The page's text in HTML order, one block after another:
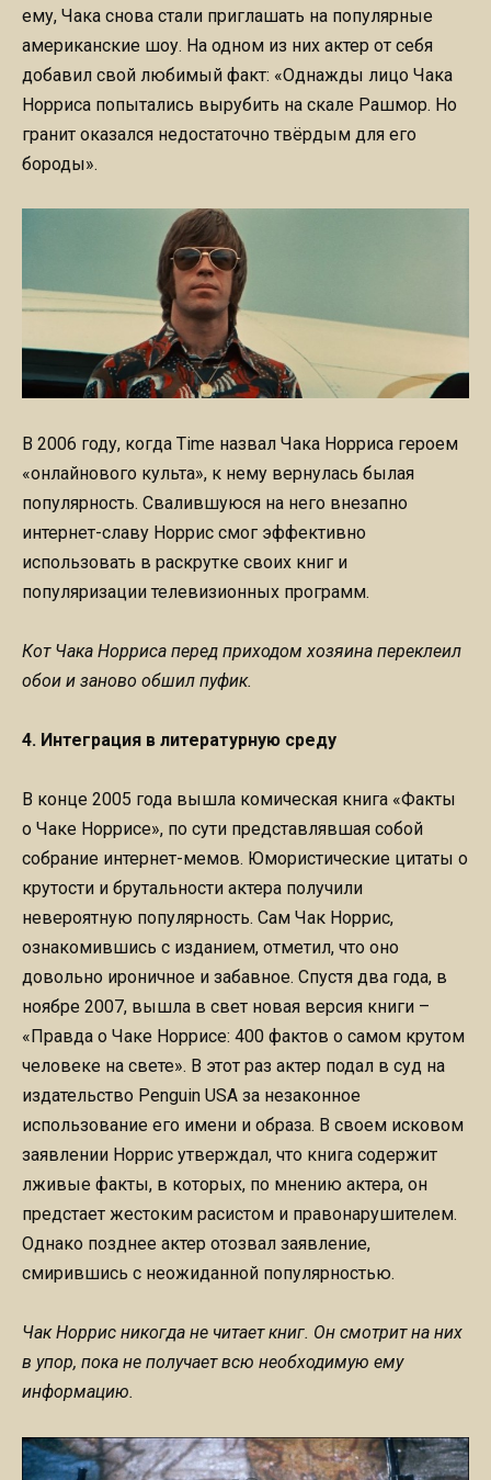
ему, Чака снова стали приглашать на популярные
американские шоу. На одном из них актер от себя
добавил свой любимый факт: «Однажды лицо Чака
Норриса попытались вырубить на скале Рашмор. Но
гранит оказался недостаточно твёрдым для его
бороды».
В 2006 году, когда Time назвал Чака Норриса героем
«онлайнового культа», к нему вернулась былая
популярность. Свалившуюся на него внезапно
интернет-славу Норрис смог эффективно
использовать в раскрутке своих книг и
популяризации телевизионных программ.
Кот Чака Норриса перед приходом хозяина переклеил
обои и заново обшил пуфик.
4. Интеграция в литературную среду
В конце 2005 года вышла комическая книга «Факты
о Чаке Норрисе», по сути представлявшая собой
собрание интернет-мемов. Юмористические цитаты о
крутости и брутальности актера получили
невероятную популярность. Сам Чак Норрис,
ознакомившись с изданием, отметил, что оно
довольно ироничное и забавное. Спустя два года, в
ноябре 2007, вышла в свет новая версия книги –
«Правда о Чаке Норрисе: 400 фактов о самом крутом
человеке на свете». В этот раз актер подал в суд на
издательство Penguin USA за незаконное
использование его имени и образа. В своем исковом
заявлении Норрис утверждал, что книга содержит
лживые факты, в которых, по мнению актера, он
предстает жестоким расистом и правонарушителем.
Однако позднее актер отозвал заявление,
смирившись с неожиданной популярностью.
Чак Норрис никогда не читает книг. Он смотрит на них
в упор, пока не получает всю необходимую ему
информацию.